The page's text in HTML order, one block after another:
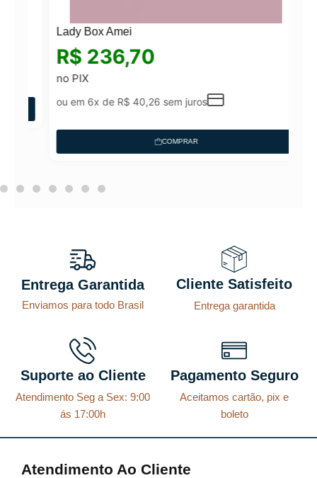
Lady Box Amei
R$236,70
no PIX
ou em 6x de R$40,26sem juros
COMPRAR
Entrega Garantida
Enviamos para todo Brasil
Cliente Satisfeito
Entrega garantida
Suporte ao Cliente
Atendimento Seg a Sex: 9:00
ás 17:00h
Pagamento Seguro
Aceitamos cartão, pix e
boleto
Atendimento Ao Cliente